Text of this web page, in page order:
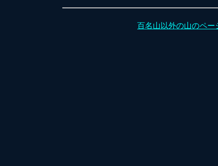
百名山以外の山のペー